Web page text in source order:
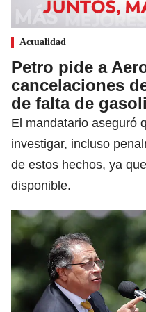
Actualidad
Petro pide a
cancelaciones
de falta de
El mandatario aseguró
investigar, incluso
de estos hechos, ya
disponible.